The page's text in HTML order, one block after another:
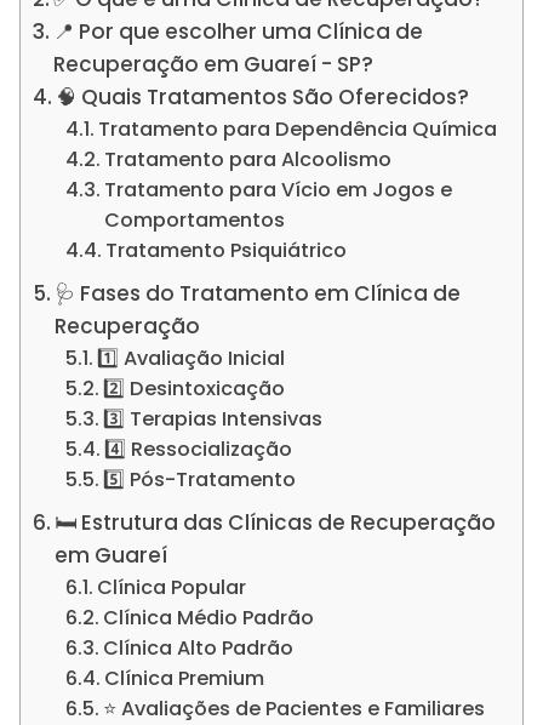
📍 Por que escolher uma Clínica de
Recuperação em Guareí - SP?
🧠 Quais Tratamentos São Oferecidos?
Tratamento para Dependência Química
Tratamento para Alcoolismo
Tratamento para Vício em Jogos e
Comportamentos
Tratamento Psiquiátrico
🩺 Fases do Tratamento em Clínica de
Recuperação
1️⃣ Avaliação Inicial
2️⃣ Desintoxicação
3️⃣ Terapias Intensivas
4️⃣ Ressocialização
5️⃣ Pós-Tratamento
🛏️ Estrutura das Clínicas de Recuperação
em Guareí
Clínica Popular
Clínica Médio Padrão
Clínica Alto Padrão
Clínica Premium
⭐ Avaliações de Pacientes e Familiares